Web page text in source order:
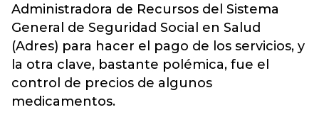
Administradora de Recursos del Sistema
General de Seguridad Social en Salud
(Adres) para hacer el pago de los servicios, y
la otra clave, bastante polémica, fue el
control de precios de algunos
medicamentos.